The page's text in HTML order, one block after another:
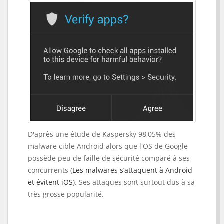
D'après une étude de Kaspersky 98,05% des
malware cible Android alors que l'OS de Google
possède peu de faille de sécurité comparé à ses
concurrents (Les malwares s’attaquent à Android
et évitent iOS). Ses attaques sont surtout dus à sa
très grosse popularité.